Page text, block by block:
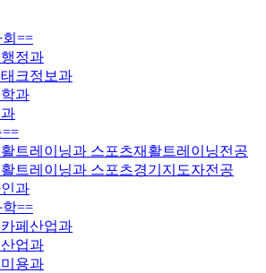
==
정과
크정보과
과
트레이닝과 스포츠재활트레이닝전공
트레이닝과 스포츠경기지도자전공
과
==
페산업과
업과
용과